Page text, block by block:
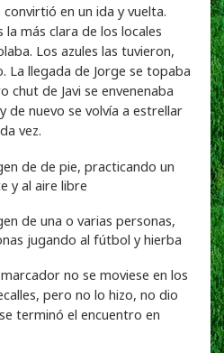
en un ida y vuelta.
más clara de los locales
Los azules las tuvieron,
La llegada de Jorge se topaba
chut de Javi se envenenaba
de nuevo se volvía a estrellar
vez.
no se moviese en los
pero no lo hizo, no dio
terminó el encuentro en